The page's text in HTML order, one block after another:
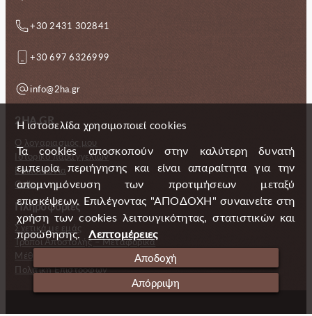
+30 2431 302841
+30 697 6326999
info@2ha.gr
2HA.GR
Ο λογαριασμός μου
Ιστορικό παραγγελιών
Επικοινωνία
Gallery
Πληροφορίες
Σχετικά με εμάς
Τρόποι Αποστολής – Μεταφορικά
Μέθοδοι πληρωμής
Πολιτική Επιστροφών
Η ιστοσελίδα χρησιμοποιεί cookies
Τα cookies αποσκοπούν στην καλύτερη δυνατή
εμπειρία περιήγησης και είναι απαραίτητα για την
απομνημόνευση των προτιμήσεων μεταξύ
επισκέψεων. Επιλέγοντας "ΑΠΟΔΟΧΗ" συναινείτε στη
χρήση των cookies λειτουγικότητας, στατιστικών και
προώθησης.
Λεπτομέρειες
Αποδοχή
Απόρριψη